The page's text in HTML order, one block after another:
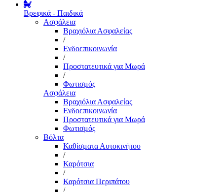
Βρεφικά - Παιδικά
Ασφάλεια
Βραχιόλια Ασφαλείας
/
Ενδοεπικοινωνία
/
Προστατευτικά για Μωρά
/
Φωτισμός
Ασφάλεια
Βραχιόλια Ασφαλείας
Ενδοεπικοινωνία
Προστατευτικά για Μωρά
Φωτισμός
Βόλτα
Καθίσματα Αυτοκινήτου
/
Καρότσια
/
Καρότσια Περιπάτου
/